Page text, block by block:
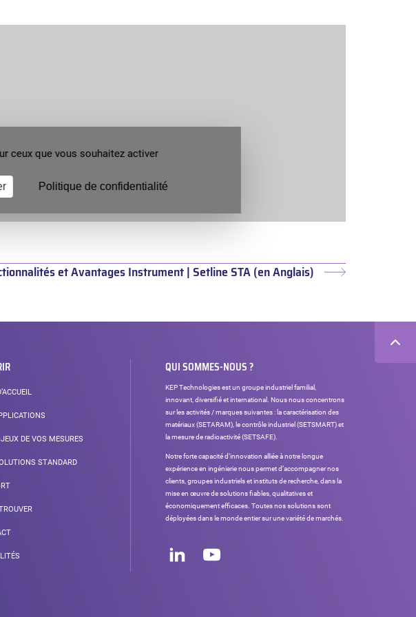
Article
et Avantages Instrument | Setline STA (en Anglais)
DE VOS MESURES
STANDARD
QUI SOMMES-NOUS ?
KEP Technologies est un groupe industriel familial,
innovant, diversifié et international. Nous nous concentrons
sur les activités / marques suivantes : la caractérisation des
matériaux (SETARAM), le contrôle industriel (SETSMART) et
la mesure de radioactivité (SETSAFE).
Notre forte capacité d’innovation alliée à notre longue
expérience en ingénierie nous permet d’accompagner nos
clients, groupes industriels et instituts de recherche, dans la
mise en œuvre de solutions fiables, qualitatives et
économiquement efficaces. Toutes nos solutions sont
déployées dans le monde entier sur une variété de marchés.
sociaux
ceux que vous souhaitez activer
Politique de confidentialité